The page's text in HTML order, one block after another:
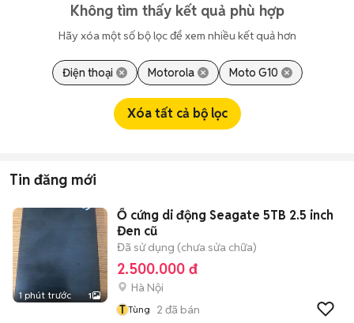
Không tìm thấy kết quả phù hợp
Hãy xóa một số bộ lọc để xem nhiều kết quả hơn
Điện thoại Motorola Moto G10
Xóa tất cả bộ lọc
Tin đăng mới
1 phút trước 1
Ổ cứng di động Seagate 5TB 2.5 inch
Đen cũ
Đã sử dụng (chưa sửa chữa)
2.500.000 đ
Hà Nội
T Tùng 2 đã bán